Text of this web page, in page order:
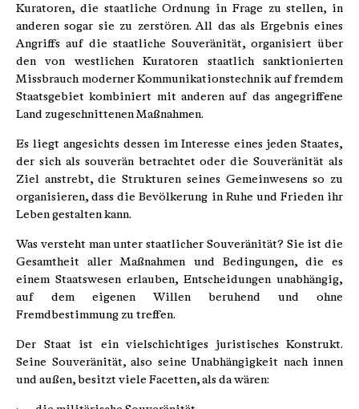
Kuratoren, die staatliche Ordnung in Frage zu stellen, in
anderen sogar sie zu zerstören. All das als Ergebnis eines
Angriffs auf die staatliche Souveränität, organisiert über
den von westlichen Kuratoren staatlich sanktionierten
Missbrauch moderner Kommunikationstechnik auf fremdem
Staatsgebiet kombiniert mit anderen auf das angegriffene
Land zugeschnittenen Maßnahmen.
Es liegt angesichts dessen im Interesse eines jeden Staates,
der sich als souverän betrachtet oder die Souveränität als
Ziel anstrebt, die Strukturen seines Gemeinwesens so zu
organisieren, dass die Bevölkerung in Ruhe und Frieden ihr
Leben gestalten kann.
Was versteht man unter staatlicher Souveränität? Sie ist die
Gesamtheit aller Maßnahmen und Bedingungen, die es
einem Staatswesen erlauben, Entscheidungen unabhängig,
auf dem eigenen Willen beruhend und ohne
Fremdbestimmung zu treffen.
Der Staat ist ein vielschichtiges juristisches Konstrukt.
Seine Souveränität, also seine Unabhängigkeit nach innen
und außen, besitzt viele Facetten, als da wären: